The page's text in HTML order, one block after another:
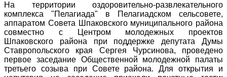
На территории оздоровительно-развлекательного
комплекса "Пелагиада" в Пелагиадском сельсовете,
аппаратом Совета Шпаковского муниципального района
совместно с Центром молодежных проектов
Шпаковского района при поддержке депутата Думы
Ставропольского края Сергея Чурсинова, проведено
первое заседание Общественной молодежной палаты
третьего созыва при Совете района. Для открытия и